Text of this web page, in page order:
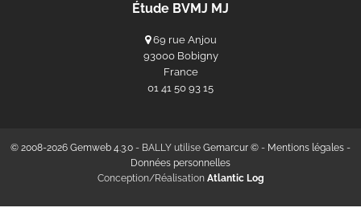
Étude BVMJ MJ
69 rue Anjou
93000 Bobigny
France
‭01 41 50 93 15‬
© 2008-2026 Gemweb 4.3.0 - BALLY utilise Gemarcur © - Mentions légales -
Données personnelles
Conception/Réalisation Atlantic Log